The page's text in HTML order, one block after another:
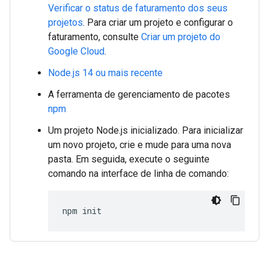
Verificar o status de faturamento dos seus
projetos. Para criar um projeto e configurar o
faturamento, consulte Criar um projeto do
Google Cloud.
Node.js 14 ou mais recente
A ferramenta de gerenciamento de pacotes
npm
Um projeto Node.js inicializado. Para inicializar
um novo projeto, crie e mude para uma nova
pasta. Em seguida, execute o seguinte
comando na interface de linha de comando:
npm init